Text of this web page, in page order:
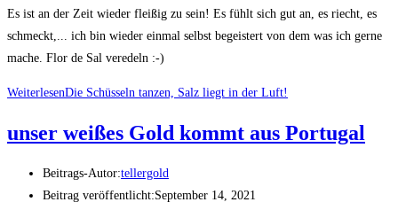
Es ist an der Zeit wieder fleißig zu sein! Es fühlt sich gut an, es riecht, es
schmeckt,... ich bin wieder einmal selbst begeistert von dem was ich gerne
mache. Flor de Sal veredeln :-)
WeiterlesenDie Schüsseln tanzen, Salz liegt in der Luft!
unser weißes Gold kommt aus Portugal
Beitrags-Autor:tellergold
Beitrag veröffentlicht:September 14, 2021